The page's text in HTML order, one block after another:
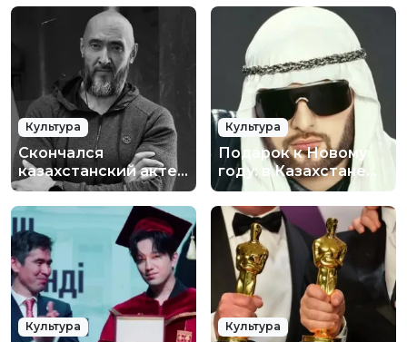
Культура
Скончался
казахстанский актер
Мурат Бисембин
Культура
Подарок к Новому
году: в Казахстане
простили
российского певца
Mr.Credo
Культура Культура